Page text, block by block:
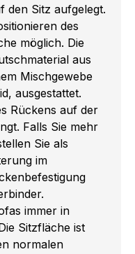
den Sitz aufgelegt.
des
möglich. Die
aus
Mischgewebe
ausgestattet.
Rückens auf der
Falls Sie mehr
Sie als
im
immer in
Sitzfläche ist
normalen